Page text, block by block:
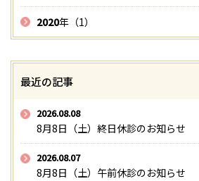
2020年（1）
最近の記事
2026.08.08
8月8日（土）終日休診のお知らせ
2026.08.07
8月8日（土）午前休診のお知らせ